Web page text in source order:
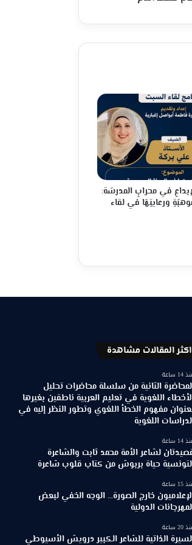
في محرابِ المدرسَة:
ورعايتِهَا في لقاء
اكثر المقالات مشاهدة
ساعة
الثانية من سلسلة محاضرات تحليل
اللغوية في تعليم العربية ناطقين بغيرها
مفهوم الخطأ اللغوي وتطور النظر إليه في
اللغوية
ساعة
لشاعر الأمة محمد ثابت والشاعرة
حياة بربوش من كتاب قلوب شاعرة
ساعة
خارج الصورة… الوجه الخفي لبعض
الدولية
ساعة
الذاتية للشاعر الكبير درويش الأسيوطي